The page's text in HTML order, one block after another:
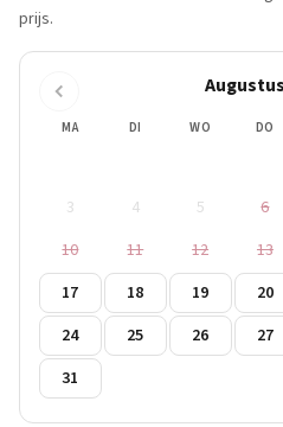
prijs.
MA DI WO DO
3
4 5 6
10
11 12 13
17
18 19 20
24
25 26 27
31